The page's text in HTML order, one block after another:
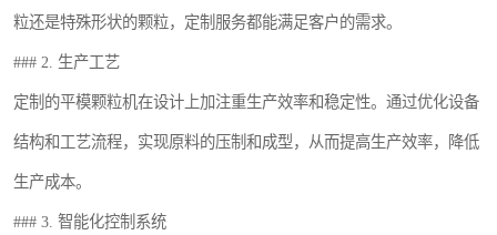
粒还是特殊形状的颗粒，定制服务都能满足客户的需求。
### 2. 生产工艺
定制的平模颗粒机在设计上加注重生产效率和稳定性。通过优化设备
结构和工艺流程，实现原料的压制和成型，从而提高生产效率，降低
生产成本。
### 3. 智能化控制系统